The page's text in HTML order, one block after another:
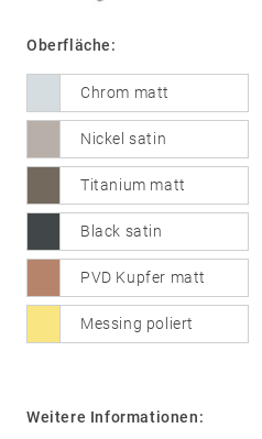
01Türdrücker
Edelstahl
formspiele
Technik
Edelstahl
formspiele®
03Fenstergriffe
Edelstahl
formspiele
Oberfläche:
Chrom matt
Nickel satin
Titanium matt
Black satin
PVD Kupfer matt
Messing poliert
Weitere Informationen: